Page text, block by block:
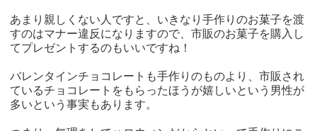
あまり親しくない人ですと、いきなり手作りのお菓子を渡
すのはマナー違反になりますので、市販のお菓子を購入し
てプレゼントするのもいいですね！
バレンタインチョコレートも手作りのものより、市販され
ているチョコレートをもらったほうが嬉しいという男性が
多いという事実もあります。